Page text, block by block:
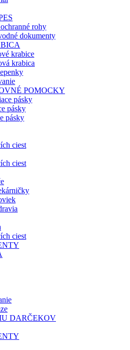
rohy
dokumenty
krabice
krabica
POMOCKY
pásky
pásky
pásky
ciest
ciest
ciest
DARČEKOV